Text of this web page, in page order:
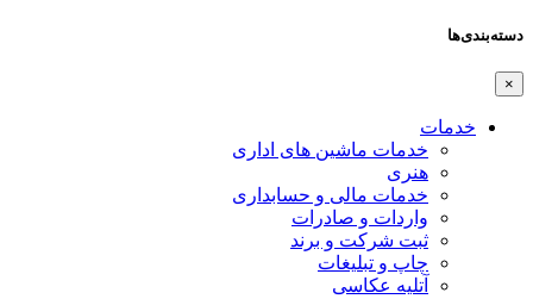
دسته‌بندی‌ها
×
خدمات
خدمات ماشین های اداری
هنری
خدمات مالی و حسابداری
واردات و صادرات
ثبت شرکت و برند
چاپ و تبلیغات
آتلیه عکاسی